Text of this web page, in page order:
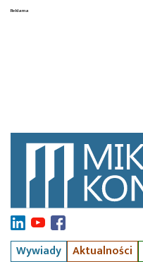
Wywiady Aktualności